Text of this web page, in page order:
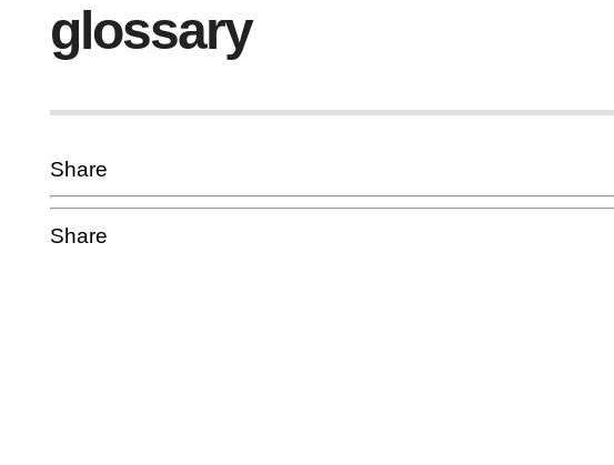
glossary
Share
Share